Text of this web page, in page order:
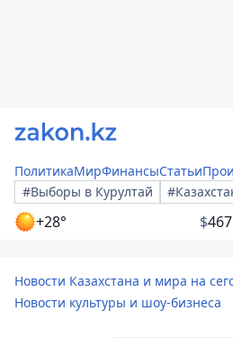
ПолитикаМирФинансыСтатьи
#Выборы в Курултай
+28° $
Новости Казахстана и мира на
Новости культуры и шоу-бизнеса